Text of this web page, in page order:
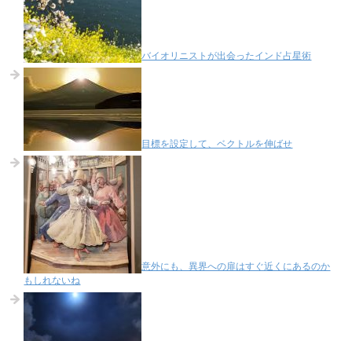
バイオリニストが出会ったインド占星術
目標を設定して、ベクトルを伸ばせ
意外にも、異界への扉はすぐ近くにあるのか
もしれないね